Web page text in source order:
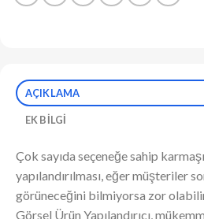
AÇIKLAMA
EK BILGI
Çok sayıda seçeneğe sahip
yapılandırılması, eğer müşteriler
görüneceğini bilmiyorsa zor
Görsel Ürün Yapılandırıcı,